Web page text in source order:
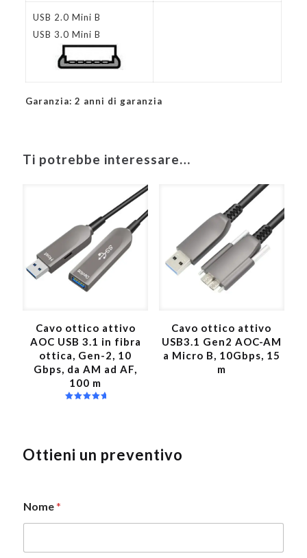
USB 2.0 Mini B
USB 3.0 Mini B
Garanzia: 2 anni di garanzia
Ti potrebbe interessare…
Cavo ottico attivo
AOC USB 3.1 in fibra
ottica, Gen-2, 10
Gbps, da AM ad AF,
100 m
Cavo ottico attivo
USB3.1 Gen2 AOC-AM
a Micro B, 10Gbps, 15
m
Ottieni un preventivo
Nome*